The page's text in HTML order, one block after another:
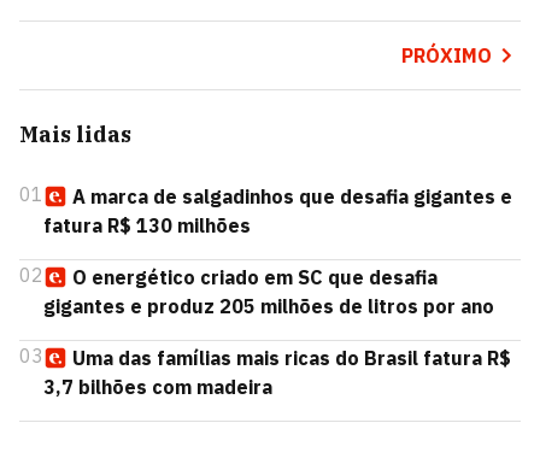
PRÓXIMO
Mais lidas
01
A marca de salgadinhos que desafia gigantes e
fatura R$ 130 milhões
02
O energético criado em SC que desafia
gigantes e produz 205 milhões de litros por ano
03
Uma das famílias mais ricas do Brasil fatura R$
3,7 bilhões com madeira